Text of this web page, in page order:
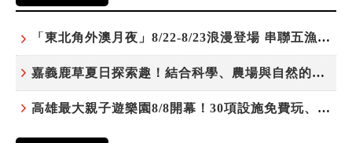
「東北角外澳月夜」8/22-8/23浪漫登場 串聯五漁村、音樂、市集、火舞與慢旅共度夏夜
嘉義鹿草夏日探索趣！結合科學、農場與自然的親子小旅行
高雄最大親子遊樂園8/8開幕！30項設施免費玩、YOYO家族嗨翻暑假